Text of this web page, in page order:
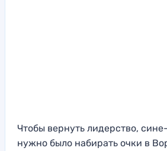
Чтобы вернуть лидерство,
нужно было набирать очки в